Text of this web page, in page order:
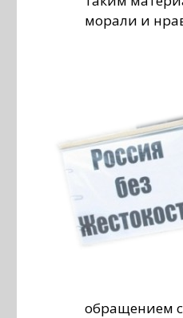
морали и
обращением